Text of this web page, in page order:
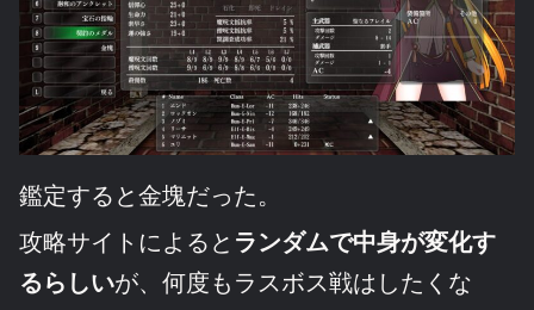
鑑定すると金塊だった。
攻略サイトによると ランダムで中身が変化す
るらしいが、何度もラスボス戦はしたくな